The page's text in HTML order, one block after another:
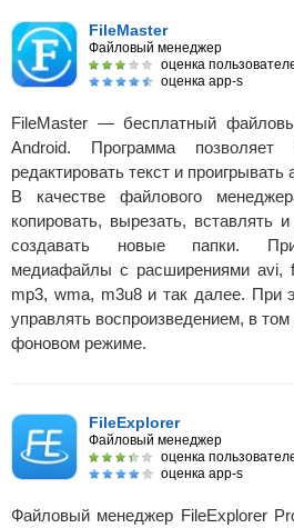
FileMaster
Файловый менеджер
оценка
оценка app-s
FileMaster — бесплатный
Android. Программа позволяет
редактировать текст и
В качестве файлового
копировать, вырезать, вставлять
создавать новые папки.
медиафайлы с расширениями avi,
mp3, wma, m3u8 и так далее. При
управлять воспроизведением, в
фоновом режиме.
FileExplorer
Файловый менеджер
оценка
оценка app-s
Файловый менеджер FileExplorer